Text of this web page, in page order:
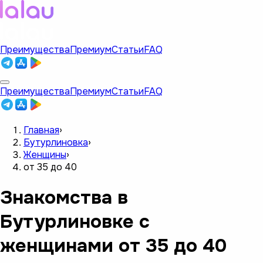
ПреимуществаПремиумСтатьиFAQ
ПреимуществаПремиумСтатьиFAQ
Главная›
Бутурлиновка›
Женщины›
от 35 до 40
Знакомства в
Бутурлиновке с
женщинами от 35 до 40